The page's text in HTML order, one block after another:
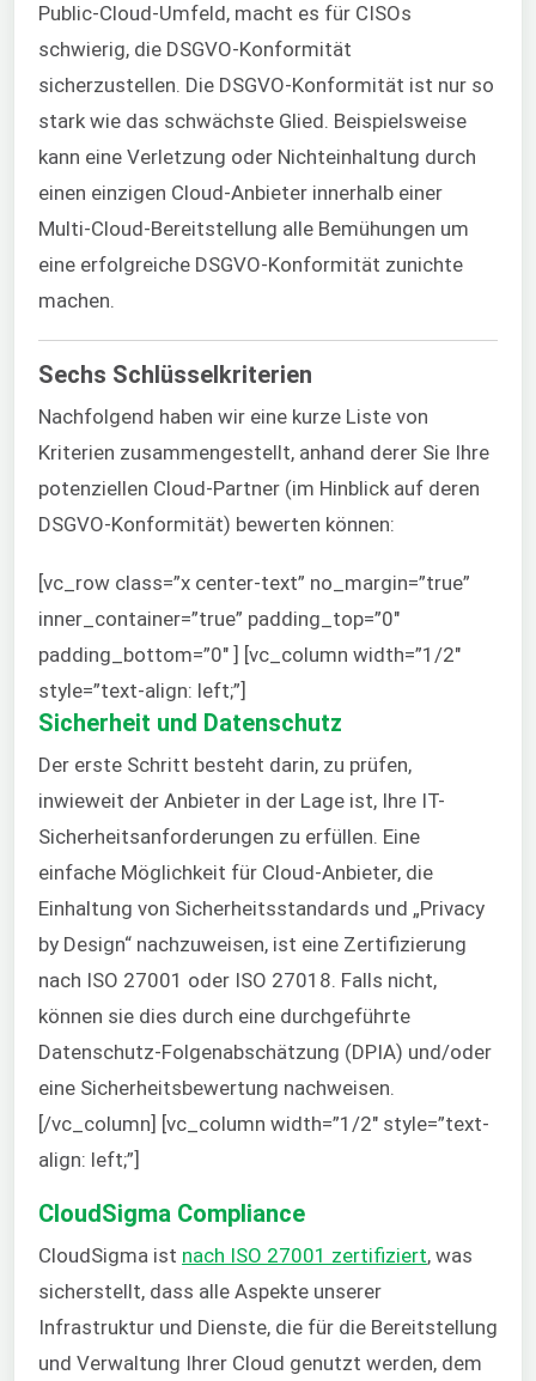
Public-Cloud-Umfeld, macht es für CISOs
schwierig, die DSGVO-Konformität
sicherzustellen. Die DSGVO-Konformität ist nur so
stark wie das schwächste Glied. Beispielsweise
kann eine Verletzung oder Nichteinhaltung durch
einen einzigen Cloud-Anbieter innerhalb einer
Multi-Cloud-Bereitstellung alle Bemühungen um
eine erfolgreiche DSGVO-Konformität zunichte
machen.
Sechs Schlüsselkriterien
Nachfolgend haben wir eine kurze Liste von
Kriterien zusammengestellt, anhand derer Sie Ihre
potenziellen Cloud-Partner (im Hinblick auf deren
DSGVO-Konformität) bewerten können:
[vc_row class=”x center-text” no_margin=”true”
inner_container=”true” padding_top=”0″
padding_bottom=”0″ ] [vc_column width=”1/2″
style=”text-align: left;”]
Sicherheit und Datenschutz
Der erste Schritt besteht darin, zu prüfen,
inwieweit der Anbieter in der Lage ist, Ihre IT-
Sicherheitsanforderungen zu erfüllen. Eine
einfache Möglichkeit für Cloud-Anbieter, die
Einhaltung von Sicherheitsstandards und „Privacy
by Design“ nachzuweisen, ist eine Zertifizierung
nach ISO 27001 oder ISO 27018. Falls nicht,
können sie dies durch eine durchgeführte
Datenschutz-Folgenabschätzung (DPIA) und/oder
eine Sicherheitsbewertung nachweisen.
[/vc_column] [vc_column width=”1/2″ style=”text-
align: left;”]
CloudSigma Compliance
CloudSigma ist nach ISO 27001 zertifiziert, was
sicherstellt, dass alle Aspekte unserer
Infrastruktur und Dienste, die für die Bereitstellung
und Verwaltung Ihrer Cloud genutzt werden, dem